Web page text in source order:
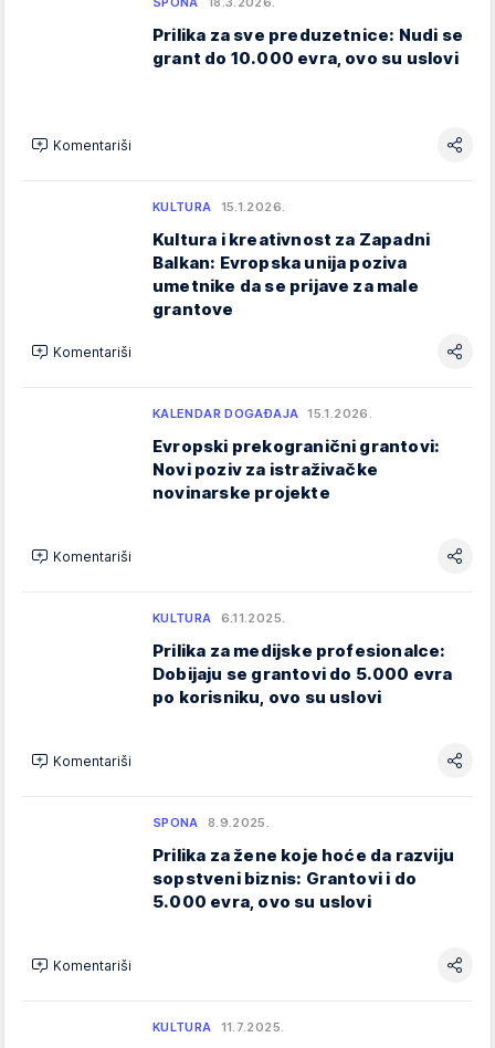
Prilika za sve preduzetnice: Nudi se
grant do 10.000 evra, ovo su uslovi
Komentariši
KULTURA 15.1.2026.
Kultura i kreativnost za Zapadni
Balkan: Evropska unija poziva
umetnike da se prijave za male
grantove
Komentariši
KALENDAR DOGAĐAJA 15.1.2026.
Evropski prekogranični grantovi:
Novi poziv za istraživačke
novinarske projekte
Komentariši
KULTURA 6.11.2025.
Prilika za medijske profesionalce:
Dobijaju se grantovi do 5.000 evra
po korisniku, ovo su uslovi
Komentariši
SPONA 8.9.2025.
Prilika za žene koje hoće da razviju
sopstveni biznis: Grantovi i do
5.000 evra, ovo su uslovi
Komentariši
KULTURA 11.7.2025.